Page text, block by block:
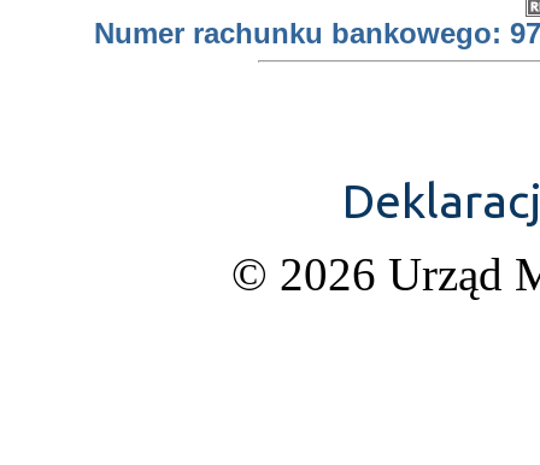
Numer rachunku bankowego: 97
© 2026 Urząd